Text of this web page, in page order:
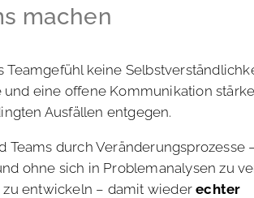
machen
keine
eine offene Kommunikation
Ausfällen entgegen.
Teams durch Veränderungsprozesse
ohne sich in Problemanalysen zu
zu entwickeln – damit wiederechter